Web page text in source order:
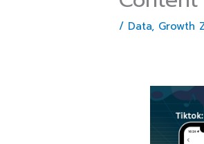
/ Data, Growth